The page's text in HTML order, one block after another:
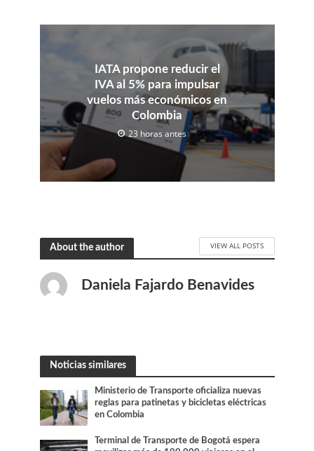
IATA propone reducir el
IVA al 5% para impulsar
vuelos más económicos en
Colombia
23 horas antes
About the author VIEW ALL POSTS
Daniela Fajardo Benavides
Noticias similares
Ministerio de Transporte oficializa nuevas
reglas para patinetas y bicicletas eléctricas
en Colombia
Terminal de Transporte de Bogotá espera